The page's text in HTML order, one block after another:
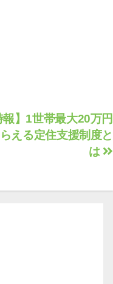
報】1世帯最大20万円
える定住支援制度と
は